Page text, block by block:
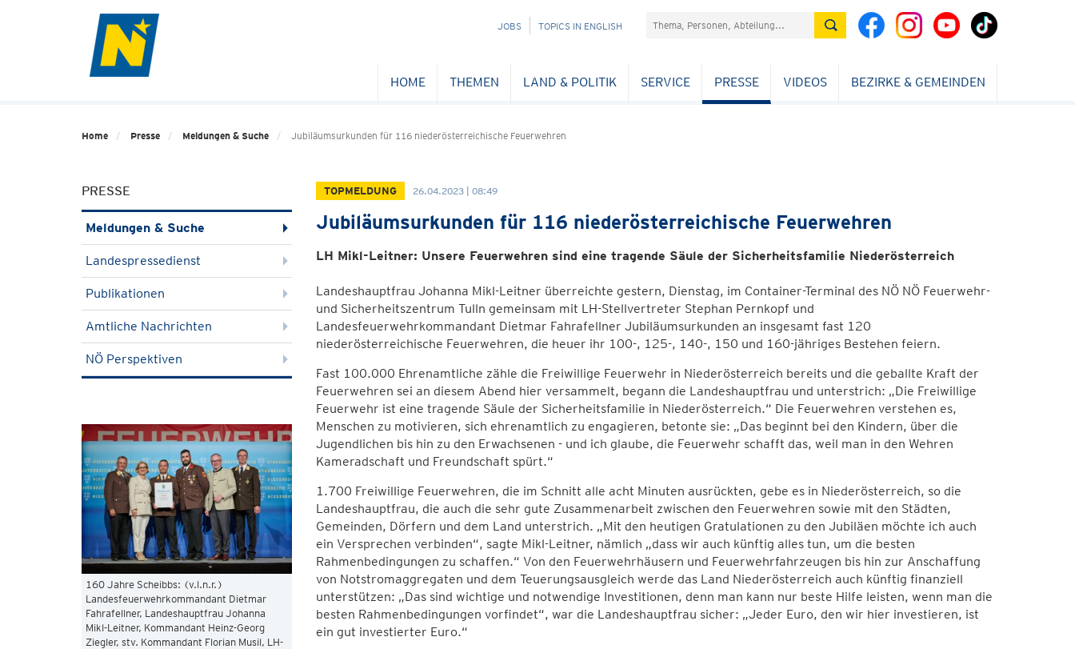
NAVIGATION
JOBS TOPICS IN ENGLISH Suchefeld
HOME THEMEN LAND & POLITIK SERVICE PRESSE VIDEOS BEZIRKE & GEMEINDEN
Home Presse Meldungen & Suche Jubiläumsurkunden für 116 niederösterreichische Feuerwehren
PRESSE
Meldungen & Suche
Landespressedienst
Publikationen
Amtliche Nachrichten
NÖ Perspektiven
160 Jahre Scheibbs: (v.l.n.r.)
Landesfeuerwehrkommandant Dietmar
Fahrafellner, Landeshauptfrau Johanna
Mikl-Leitner, Kommandant Heinz-Georg
Ziegler, stv. Kommandant Florian Musil, LH-
TOPMELDUNG 26.04.2023 | 08:49
Jubiläumsurkunden für 116 niederösterreichische Feuerwehren
LH Mikl-Leitner: Unsere Feuerwehren sind eine tragende Säule der Sicherheitsfamilie Niederösterreich
Landeshauptfrau Johanna Mikl-Leitner überreichte gestern, Dienstag, im Container-Terminal des NÖ NÖ Feuerwehr-
und Sicherheitszentrum Tulln gemeinsam mit LH-Stellvertreter Stephan Pernkopf und
Landesfeuerwehrkommandant Dietmar Fahrafellner Jubiläumsurkunden an insgesamt fast 120
niederösterreichische Feuerwehren, die heuer ihr 100-, 125-, 140-, 150 und 160-jähriges Bestehen feiern.
Fast 100.000 Ehrenamtliche zähle die Freiwillige Feuerwehr in Niederösterreich bereits und die geballte Kraft der
Feuerwehren sei an diesem Abend hier versammelt, begann die Landeshauptfrau und unterstrich: „Die Freiwillige
Feuerwehr ist eine tragende Säule der Sicherheitsfamilie in Niederösterreich.“ Die Feuerwehren verstehen es,
Menschen zu motivieren, sich ehrenamtlich zu engagieren, betonte sie: „Das beginnt bei den Kindern, über die
Jugendlichen bis hin zu den Erwachsenen - und ich glaube, die Feuerwehr schafft das, weil man in den Wehren
Kameradschaft und Freundschaft spürt.“
1.700 Freiwillige Feuerwehren, die im Schnitt alle acht Minuten ausrückten, gebe es in Niederösterreich, so die
Landeshauptfrau, die auch die sehr gute Zusammenarbeit zwischen den Feuerwehren sowie mit den Städten,
Gemeinden, Dörfern und dem Land unterstrich. „Mit den heutigen Gratulationen zu den Jubiläen möchte ich auch
ein Versprechen verbinden“, sagte Mikl-Leitner, nämlich „dass wir auch künftig alles tun, um die besten
Rahmenbedingungen zu schaffen.“ Von den Feuerwehrhäusern und Feuerwehrfahrzeugen bis hin zur Anschaffung
von Notstromaggregaten und dem Teuerungsausgleich werde das Land Niederösterreich auch künftig finanziell
unterstützen: „Das sind wichtige und notwendige Investitionen, denn man kann nur beste Hilfe leisten, wenn man die
besten Rahmenbedingungen vorfindet“, war die Landeshauptfrau sicher: „Jeder Euro, den wir hier investieren, ist
ein gut investierter Euro.“